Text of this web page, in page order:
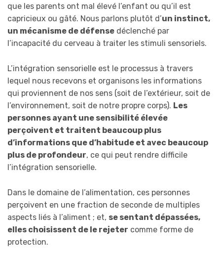
que les parents ont mal élevé l’enfant ou qu’il est
capricieux ou gâté. Nous parlons plutôt d’un instinct,
un mécanisme de défense déclenché par
l’incapacité du cerveau à traiter les stimuli sensoriels.
L’intégration sensorielle est le processus à travers
lequel nous recevons et organisons les informations
qui proviennent de nos sens (soit de l’extérieur, soit de
l’environnement, soit de notre propre corps). Les
personnes ayant une sensibilité élevée
perçoivent et traitent beaucoup plus
d’informations que d’habitude et avec beaucoup
plus de profondeur, ce qui peut rendre difficile
l’intégration sensorielle.
Dans le domaine de l’alimentation, ces personnes
perçoivent en une fraction de seconde de multiples
aspects liés à l’aliment ; et, se sentant dépassées,
elles choisissent de le rejeter comme forme de
protection.